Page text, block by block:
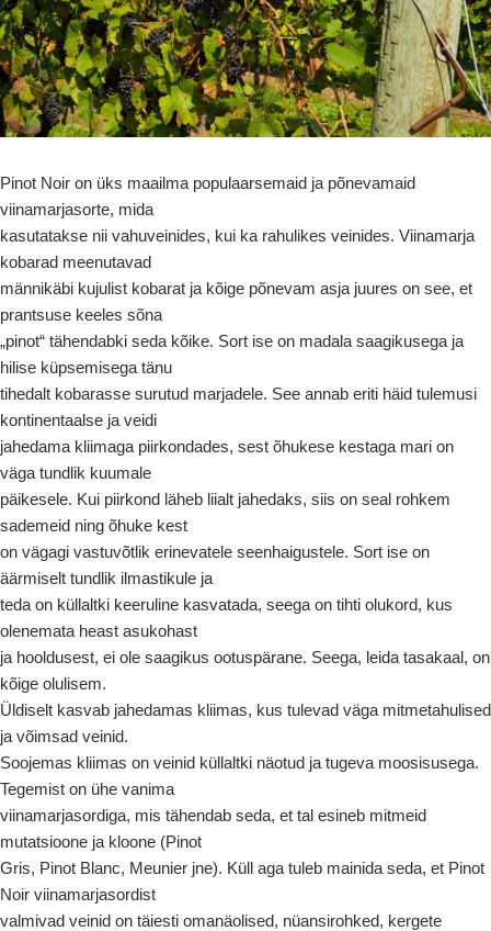
Pinot Noir on üks maailma populaarsemaid ja põnevamaid
viinamarjasorte, mida
kasutatakse nii vahuveinides, kui ka rahulikes veinides. Viinamarja
kobarad meenutavad
männikäbi kujulist kobarat ja kõige põnevam asja juures on see, et
prantsuse keeles sõna
„pinot“ tähendabki seda kõike. Sort ise on madala saagikusega ja
hilise küpsemisega tänu
tihedalt kobarasse surutud marjadele. See annab eriti häid tulemusi
kontinentaalse ja veidi
jahedama kliimaga piirkondades, sest õhukese kestaga mari on
väga tundlik kuumale
päikesele. Kui piirkond läheb liialt jahedaks, siis on seal rohkem
sademeid ning õhuke kest
on vägagi vastuvõtlik erinevatele seenhaigustele. Sort ise on
äärmiselt tundlik ilmastikule ja
teda on küllaltki keeruline kasvatada, seega on tihti olukord, kus
olenemata heast asukohast
ja hooldusest, ei ole saagikus ootuspärane. Seega, leida tasakaal, on
kõige olulisem.
Üldiselt kasvab jahedamas kliimas, kus tulevad väga mitmetahulised
ja võimsad veinid.
Soojemas kliimas on veinid küllaltki näotud ja tugeva moosisusega.
Tegemist on ühe vanima
viinamarjasordiga, mis tähendab seda, et tal esineb mitmeid
mutatsioone ja kloone (Pinot
Gris, Pinot Blanc, Meunier jne). Küll aga tuleb mainida seda, et Pinot
Noir viinamarjasordist
valmivad veinid on täiesti omanäolised, nüansirohked, kergete